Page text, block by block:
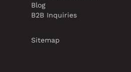
Blog
B2B Inquiries
Sitemap